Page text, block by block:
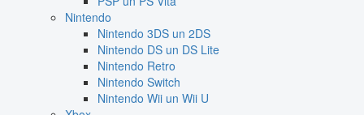
Nintendo
Nintendo 3DS un 2DS
Nintendo DS un DS Lite
Nintendo Retro
Nintendo Switch
Nintendo Wii un Wii U